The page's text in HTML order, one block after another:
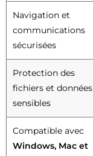
Navigation et
communications
sécurisées
Protection des
fichiers et données
sensibles
Compatible avec
Windows, Mac et